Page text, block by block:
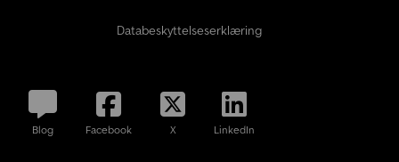
Databeskyttelseserklæring
Blog Facebook X LinkedIn